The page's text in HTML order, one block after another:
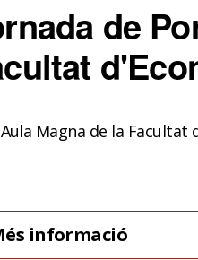
de
Aula Magna de la Facultat
informació